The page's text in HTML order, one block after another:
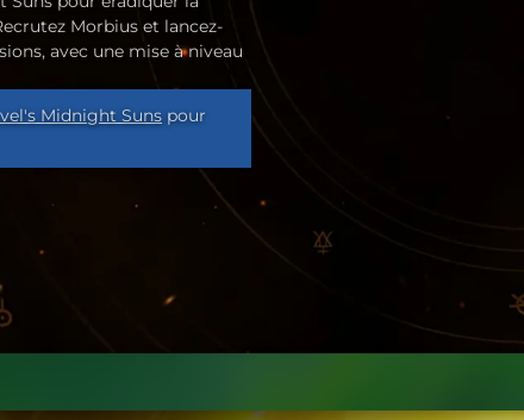
Morbius et lancez-
avec une mise à niveau
Midnight Suns pour